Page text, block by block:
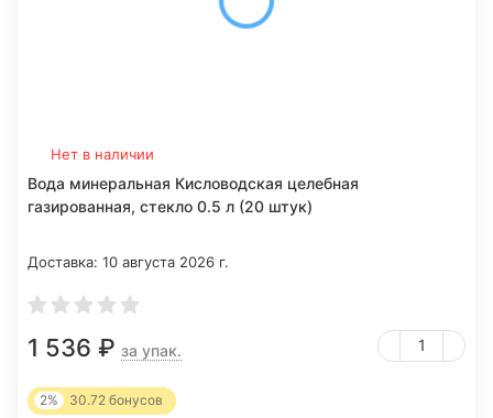
Нет в наличии
Вода минеральная Кисловодская целебная
газированная, стекло 0.5 л (20 штук)
Доставка: 10 августа 2026 г.
1 536 ₽ за упак.
2% 30.72 бонусов